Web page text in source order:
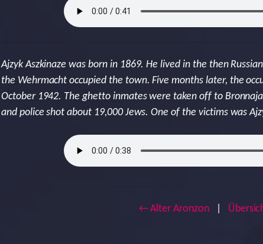
Ajzyk Aszkinaze was born in 1869. He lived in the then
the Wehrmacht occupied the town. Five months later, the
October 1942. The ghetto inmates were taken off to
and police shot about 19,000 Jews. One of the victims was
← Alter Aronzon